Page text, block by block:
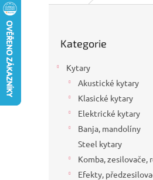
kategorie
Kategorie
Kytary
Akustické kytary
Klasické kytary
Elektrické kytary
Banja, mandolíny
Steel kytary
Komba, zesilovače,
Efekty,